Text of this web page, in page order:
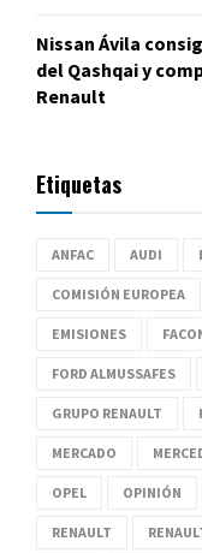
Nissan Ávila
del Qashqai y
Renault
Etiquetas
ANFAC AUDI
COMISIÓN EUROPEA
EMISIONES
FORD ALMUSSAFES
GRUPO RENAULT
MERCADO
OPEL OPINIÓN
RENAULT